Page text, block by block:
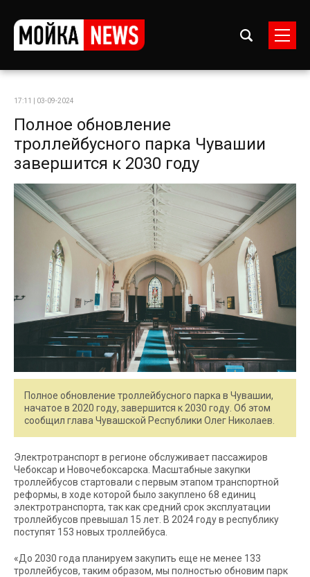
17:11 | 03-09-2024
Полное обновление
троллейбусного парка Чувашии
завершится к 2030 году
Полное обновление троллейбусного парка в Чувашии,
начатое в 2020 году, завершится к 2030 году. Об этом
сообщил глава Чувашской Республики Олег Николаев.
Электротранспорт в регионе обслуживает пассажиров
Чебоксар и Новочебоксарска. Масштабные закупки
троллейбусов стартовали с первым этапом транспортной
реформы, в ходе которой было закуплено 68 единиц
электротранспорта, так как средний срок эксплуатации
троллейбусов превышал 15 лет. В 2024 году в республику
поступят 153 новых троллейбуса.
«До 2030 года планируем закупить еще не менее 133
троллейбусов, таким образом, мы полностью обновим парк